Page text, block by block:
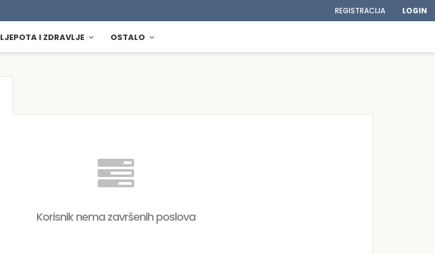
REGISTRACIJA LOGIN
LJEPOTA I ZDRAVLJE OSTALO
Korisnik nema završenih poslova